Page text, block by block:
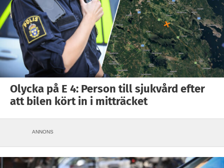
Olycka på E 4: Person till sjukvård efter
att bilen kört in i mitträcket
ANNONS